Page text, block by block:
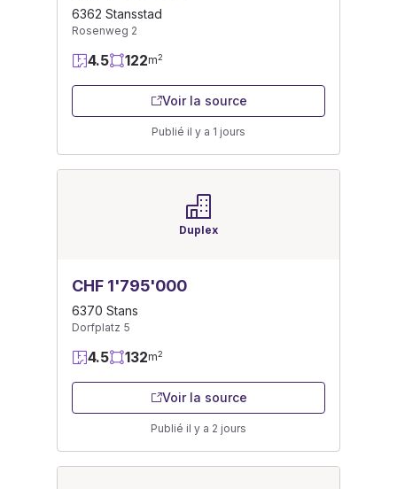
6362 Stansstad
Rosenweg 2
4.5 122m2
Voir la source
Publié il y a 1 jours
Duplex
CHF 1'795'000
6370 Stans
Dorfplatz 5
4.5 132m2
Voir la source
Publié il y a 2 jours